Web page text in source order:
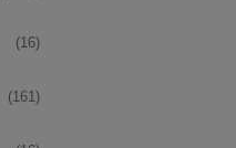
(16)
(161)